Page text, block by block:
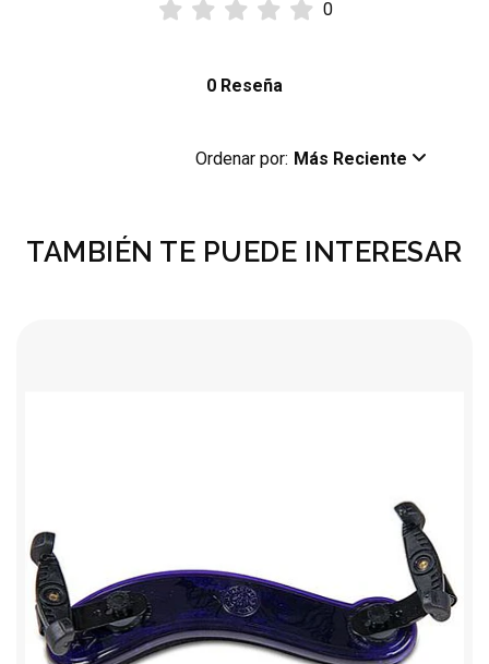
0
0 Reseña
Ordenar por: Más Reciente
TAMBIÉN TE PUEDE INTERESAR